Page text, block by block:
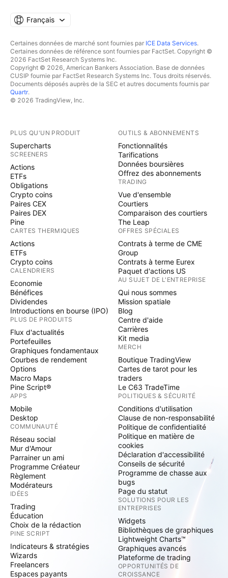
Français
Certaines données de marché sont fournies par ICE Data Services.
Certaines données de référence sont fournies par FactSet. Copyright ©
2026 FactSet Research Systems Inc.
Copyright © 2026, American Bankers Association. Base de données
CUSIP fournie par FactSet Research Systems Inc. Tous droits réservés.
Documents déposés auprès de la SEC et autres documents fournis par
Quartr.
© 2026 TradingView, Inc.
PLUS QU'UN PRODUIT
Supercharts
SCREENERS
Actions
ETFs
Obligations
Crypto coins
Paires CEX
Paires DEX
Pine
CARTES THERMIQUES
Actions
ETFs
Crypto coins
CALENDRIERS
Economie
Bénéfices
Dividendes
Introductions en bourse (IPO)
PLUS DE PRODUITS
Flux d'actualités
Portefeuilles
Graphiques fondamentaux
Courbes de rendement
Options
Macro Maps
Pine Script®
APPS
Mobile
Desktop
COMMUNAUTÉ
Réseau social
Mur d'Amour
Parrainer un ami
Programme Créateur
Règlement
Modérateurs
IDÉES
Trading
Éducation
Choix de la rédaction
PINE SCRIPT
Indicateurs & stratégies
Wizards
Freelancers
Espaces payants
OUTILS & ABONNEMENTS
Fonctionnalités
Tarifications
Données boursières
Offrez des abonnements
TRADING
Vue d'ensemble
Courtiers
Comparaison des courtiers
The Leap
OFFRES SPÉCIALES
Contrats à terme de CME
Group
Contrats à terme Eurex
Paquet d'actions US
AU SUJET DE L'ENTREPRISE
Qui nous sommes
Mission spatiale
Blog
Centre d'aide
Carrières
Kit media
MERCH
Boutique TradingView
Cartes de tarot pour les
traders
Le C63 TradeTime
POLITIQUES & SÉCURITÉ
Conditions d'utilisation
Clause de non-responsabilité
Politique de confidentialité
Politique en matière de
cookies
Déclaration d'accessibilité
Conseils de sécurité
Programme de chasse aux
bugs
Page du statut
SOLUTIONS POUR LES
ENTREPRISES
Widgets
Bibliothèques de graphiques
Lightweight Charts™
Graphiques avancés
Plateforme de trading
OPPORTUNITÉS DE
CROISSANCE